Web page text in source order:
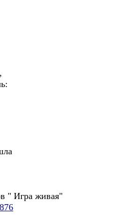
" Игра живая"